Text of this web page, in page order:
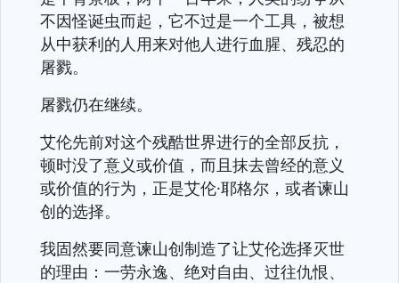
不因怪诞虫而起，它不过是一个工具，被想
从中获利的人用来对他人进行血腥、残忍的
屠戮。
屠戮仍在继续。
艾伦先前对这个残酷世界进行的全部反抗，
顿时没了意义或价值，而且抹去曾经的意义
或价值的行为，正是艾伦·耶格尔，或者谏山
创的选择。
我固然要同意谏山创制造了让艾伦选择灭世
的理由：一劳永逸、绝对自由、过往仇恨、